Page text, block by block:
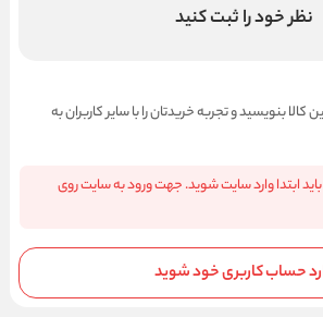
نظر خود را ثبت کنید
کالا بنویسید و تجربه خریدتان را با سایر کاربران به
ابتدا وارد سایت شوید. جهت ورود به سایت روی
حساب کاربری خود شوید